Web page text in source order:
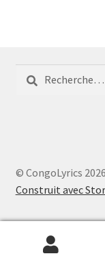
Rechercher :
© CongoLyrics 2026
Construit avec
Recherche
Recherche